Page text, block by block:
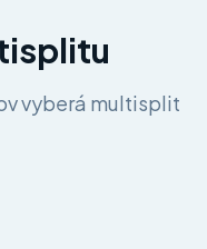
vyberá multisplit